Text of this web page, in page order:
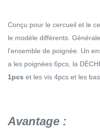
Conçu pour le cercueil et le
le modèle différents.
l'ensemble de poignée. Un
a les poignées 6pcs, la
1pcs et les vis 4pcs et les
Avantage :